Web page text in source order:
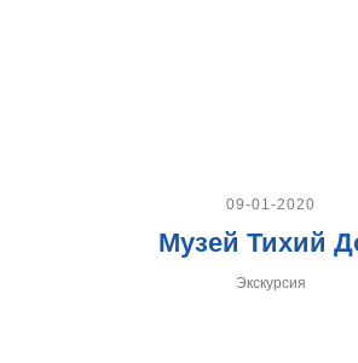
09-01-2020
Музей Тихий
Экскурсия